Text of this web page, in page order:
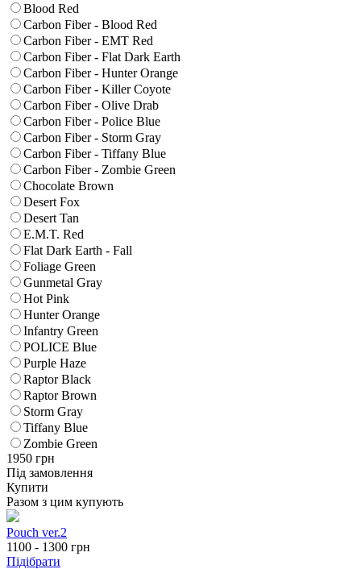
Blood Red
Carbon Fiber - Blood Red
Carbon Fiber - EMT Red
Carbon Fiber - Flat Dark Earth
Carbon Fiber - Hunter Orange
Carbon Fiber - Killer Coyote
Carbon Fiber - Olive Drab
Carbon Fiber - Police Blue
Carbon Fiber - Storm Gray
Carbon Fiber - Tiffany Blue
Carbon Fiber - Zombie Green
Chocolate Brown
Desert Fox
Desert Tan
E.M.T. Red
Flat Dark Earth - Fall
Foliage Green
Gunmetal Gray
Hot Pink
Hunter Orange
Infantry Green
POLICE Blue
Purple Haze
Raptor Black
Raptor Brown
Storm Gray
Tiffany Blue
Zombie Green
1950 грн
Під замовлення
Купити
Разом з цим купують
Pouch ver.2
1100 - 1300 грн
Підібрати